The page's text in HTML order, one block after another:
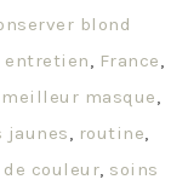
blond
entretien, France,
meilleur masque,
jaunes, routine,
couleur, soins